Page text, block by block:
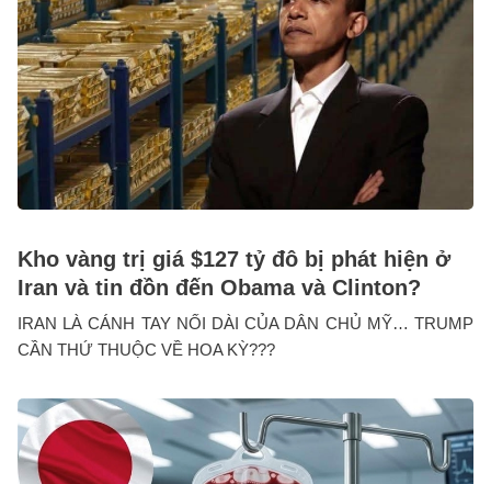
Kho vàng trị giá $127 tỷ đô bị phát hiện ở
Iran và tin đồn đến Obama và Clinton?
IRAN LÀ CÁNH TAY NỐI DÀI CỦA DÂN CHỦ MỸ… TRUMP
CẦN THỨ THUỘC VỀ HOA KỲ???